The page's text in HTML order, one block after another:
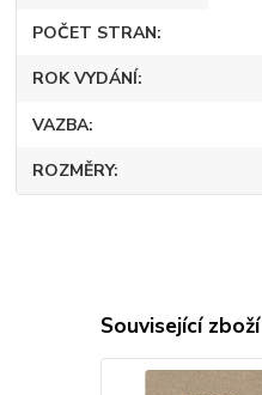
POČET STRAN
ROK VYDÁNÍ
VAZBA
ROZMĚRY
Související zboží